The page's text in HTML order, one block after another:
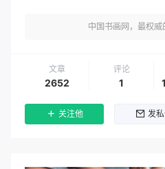
中国书画网，最权威
文章
2652
评论
1
关注他 发